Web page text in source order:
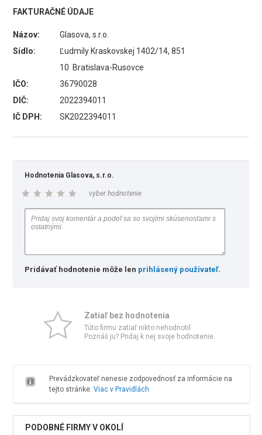
FAKTURAČNÉ ÚDAJE
Názov:
Glasova, s.r.o.
Sídlo:
Ľudmily Kraskovskej 1402/14, 851
10 Bratislava-Rusovce
IČO:
36790028
DIČ:
2022394011
IČ DPH:
SK2022394011
Hodnotenia Glasova, s.r.o.
vyber hodnotenie
Pridávať hodnotenie môže len prihlásený používateľ.
Zatiaľ bez hodnotenia
Túto firmu zatiaľ nikto nehodnotil.
Poznáš ju? Pridaj k nej svoje hodnotenie.
Prevádzkovateľ nenesie zodpovednosť za informácie na
tejto stránke. Viac v Pravidlách
PODOBNÉ FIRMY V OKOLÍ